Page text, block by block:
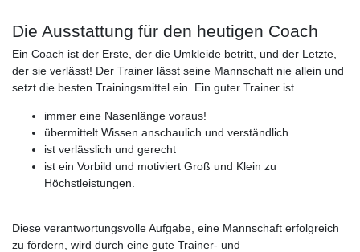
Die Ausstattung für den heutigen Coach
Ein Coach ist der Erste, der die Umkleide betritt, und der Letzte,
der sie verlässt! Der Trainer lässt seine Mannschaft nie allein und
setzt die besten Trainingsmittel ein. Ein guter Trainer ist
immer eine Nasenlänge voraus!
übermittelt Wissen anschaulich und verständlich
ist verlässlich und gerecht
ist ein Vorbild und motiviert Groß und Klein zu
Höchstleistungen.
Diese verantwortungsvolle Aufgabe, eine Mannschaft erfolgreich
zu fördern, wird durch eine gute Trainer- und